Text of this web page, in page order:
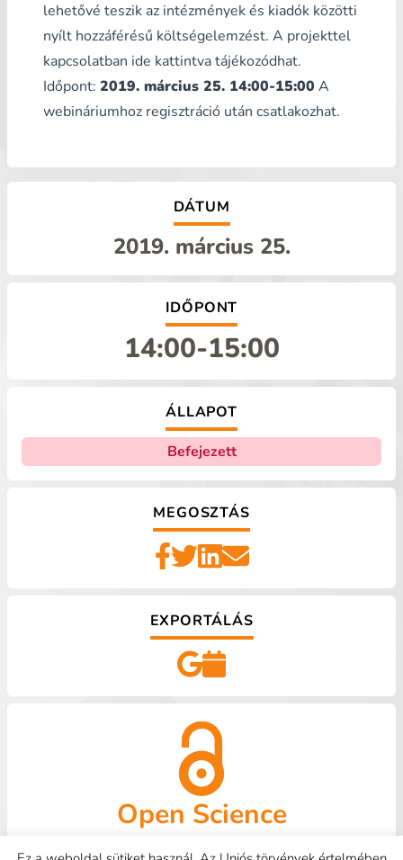
lehetővé teszik az intézmények és kiadók közötti
nyílt hozzáférésű költségelemzést. A projekttel
kapcsolatban ide kattintvatájékozódhat.
Időpont: 2019. március 25. 14:00-15:00 A
webináriumhoz regisztráció után csatlakozhat.
DÁTUM
2019. március 25.
IDŐPONT
14:00-15:00
ÁLLAPOT
Befejezett
MEGOSZTÁS
EXPORTÁLÁS
Open Science